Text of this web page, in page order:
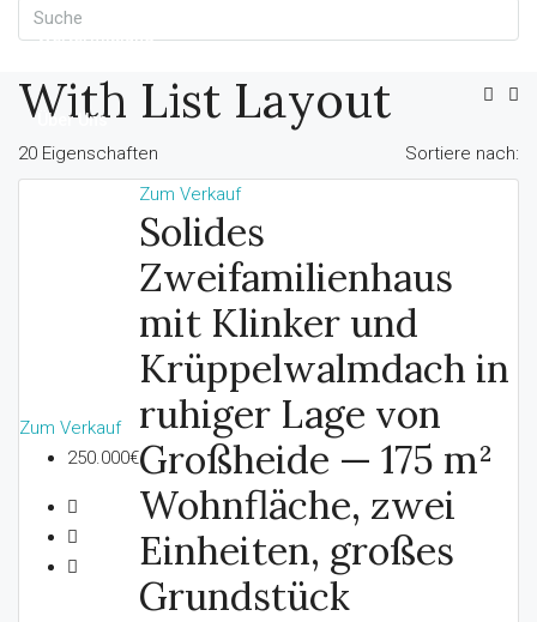
Wertermittlung
Über Uns
With List Layout
20 Eigenschaften Sortiere nach:
Zum Verkauf
250.000€
Zum Verkauf
Solides
Zweifamilienhaus
mit Klinker und
Krüppelwalmdach in
ruhiger Lage von
Großheide — 175 m²
Wohnfläche, zwei
Einheiten, großes
Grundstück